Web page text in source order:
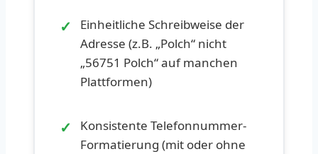
✓
Einheitliche Schreibweise der
Adresse (z.B. „Polch“ nicht
„56751 Polch“ auf manchen
Plattformen)
✓
Konsistente Telefonnummer-
Formatierung (mit oder ohne